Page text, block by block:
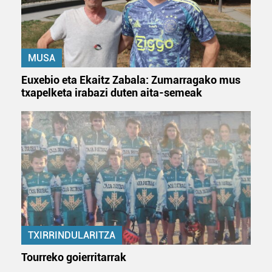
erabiltzeko baimen esplizitua ematen diguzu.Gehiago
irakurri
MUSA
Euxebio eta Ekaitz Zabala: Zumarragako mus
txapelketa irabazi duten aita-semeak
TXIRRINDULARITZA
Tourreko goierritarrak